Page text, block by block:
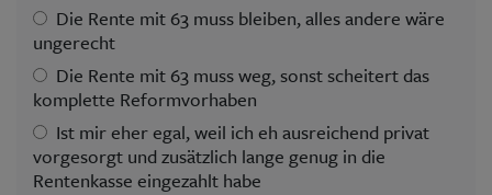
Die Rente mit 63 muss bleiben, alles andere wäre
ungerecht
Die Rente mit 63 muss weg, sonst scheitert das
komplette Reformvorhaben
Ist mir eher egal, weil ich eh ausreichend privat
vorgesorgt und zusätzlich lange genug in die
Rentenkasse eingezahlt habe